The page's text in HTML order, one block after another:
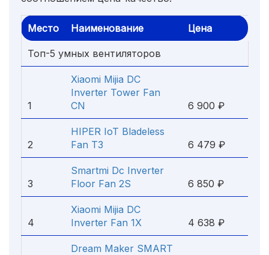
Место Наименование Цена
Топ-5 умных вентиляторов
1
Xiaomi Mijia DC
Inverter Tower Fan
CN
6 900 ₽
2
HIPER IoT Bladeless
Fan Т3
6 479 ₽
3
Smartmi Dc Inverter
Floor Fan 2S
6 850 ₽
4
Xiaomi Mijia DC
Inverter Fan 1X
4 638 ₽
Dream Maker SMART